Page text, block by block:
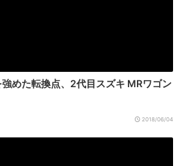
めた転換点、2代目スズキ MRワゴン
2018/06/04